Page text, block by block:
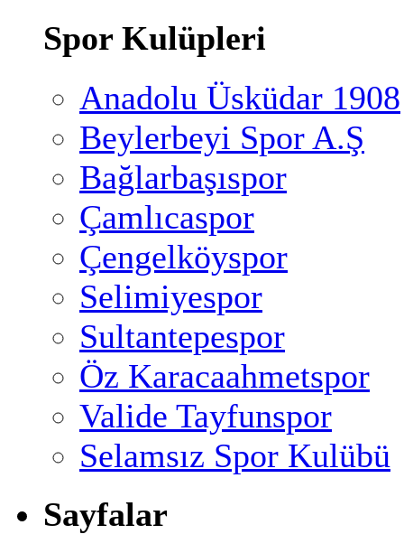
Spor Kulüpleri
Anadolu Üsküdar 1908
Beylerbeyi Spor A.Ş
Bağlarbaşıspor
Çamlıcaspor
Çengelköyspor
Selimiyespor
Sultantepespor
Öz Karacaahmetspor
Valide Tayfunspor
Selamsız Spor Kulübü
Sayfalar